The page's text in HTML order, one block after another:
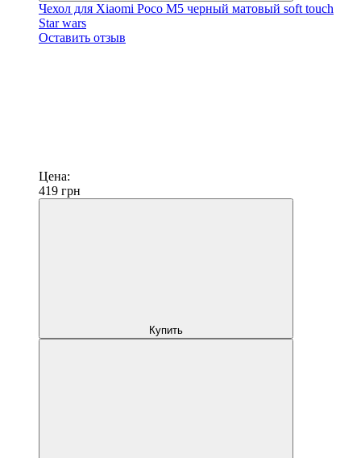
Чехол для Xiaomi Poco M5 черный матовый soft touch
Star wars
Оставить отзыв
Цена:
419 грн
Купить